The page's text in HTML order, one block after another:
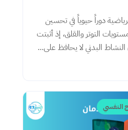
دوراً حيوياً في تحسين
التوتر والقلق، إذ أثبتت
البدني لا يحافظ على...
النفسي